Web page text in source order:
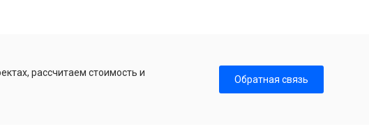
рассчитаем стоимость и
Обратная связь